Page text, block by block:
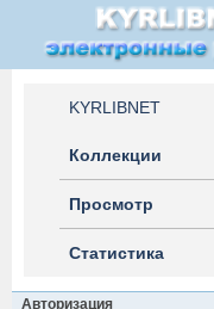
KYRLIBNET
Коллекции
Просмотр
Статистика
Авторизация